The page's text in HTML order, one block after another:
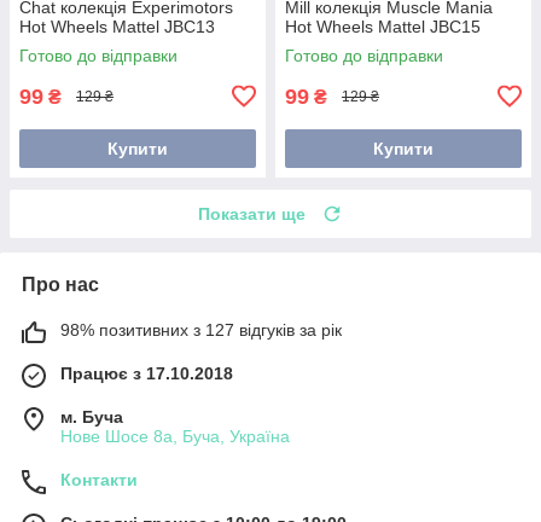
Chat колекція Experimotors
Hot Wheels Mattel JBC13
Готово до відправки
99 ₴ 129 ₴
Купити
Mill колекція Muscle Mania
Hot Wheels Mattel JBC15
Готово до відправки
99 ₴ 129 ₴
Купити
Показати ще
Про нас
98% позитивних з 127 відгуків за рік
Працює з 17.10.2018
м. Буча
Нове Шосе 8а, Буча, Україна
Контакти